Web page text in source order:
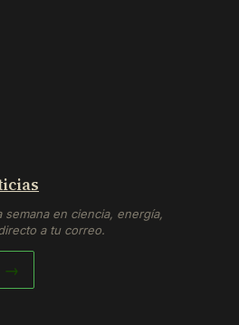
semana en ciencia, energía,
a tu correo.
→